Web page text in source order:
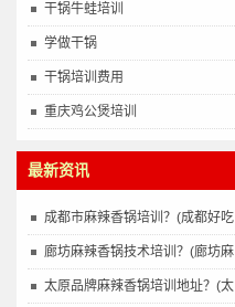
干锅牛蛙培训
学做干锅
干锅培训费用
重庆鸡公煲培训
最新资讯
成都市麻辣香锅培训？(成都好吃
廊坊麻辣香锅技术培训？(廊坊麻
太原品牌麻辣香锅培训地址？(太